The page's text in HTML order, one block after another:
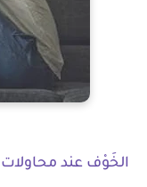
الخَوْف عند